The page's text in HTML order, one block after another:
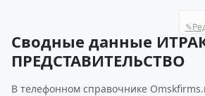
✎
Сводные данные
ПРЕДСТАВИТЕЛЬСТВО
В телефонном справочнике